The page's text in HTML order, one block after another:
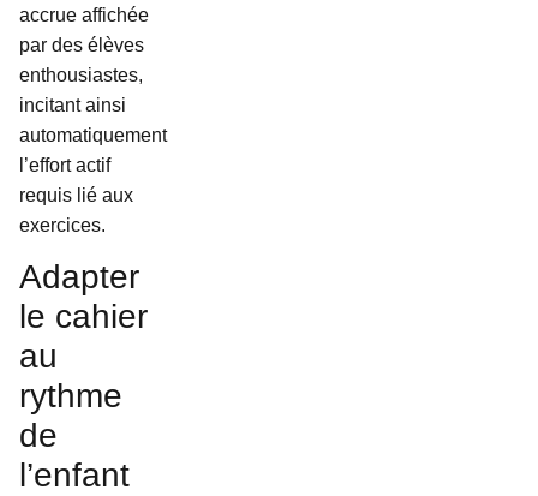
accrue affichée
par des élèves
enthousiastes,
incitant ainsi
automatiquement
l’effort actif
requis lié aux
exercices.
Adapter
le cahier
au
rythme
de
l’enfant